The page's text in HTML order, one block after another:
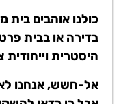
כולנו אוהבים בית
בדירה או בבית
היסטרית וייחודית
אל-חשש, אנחנו